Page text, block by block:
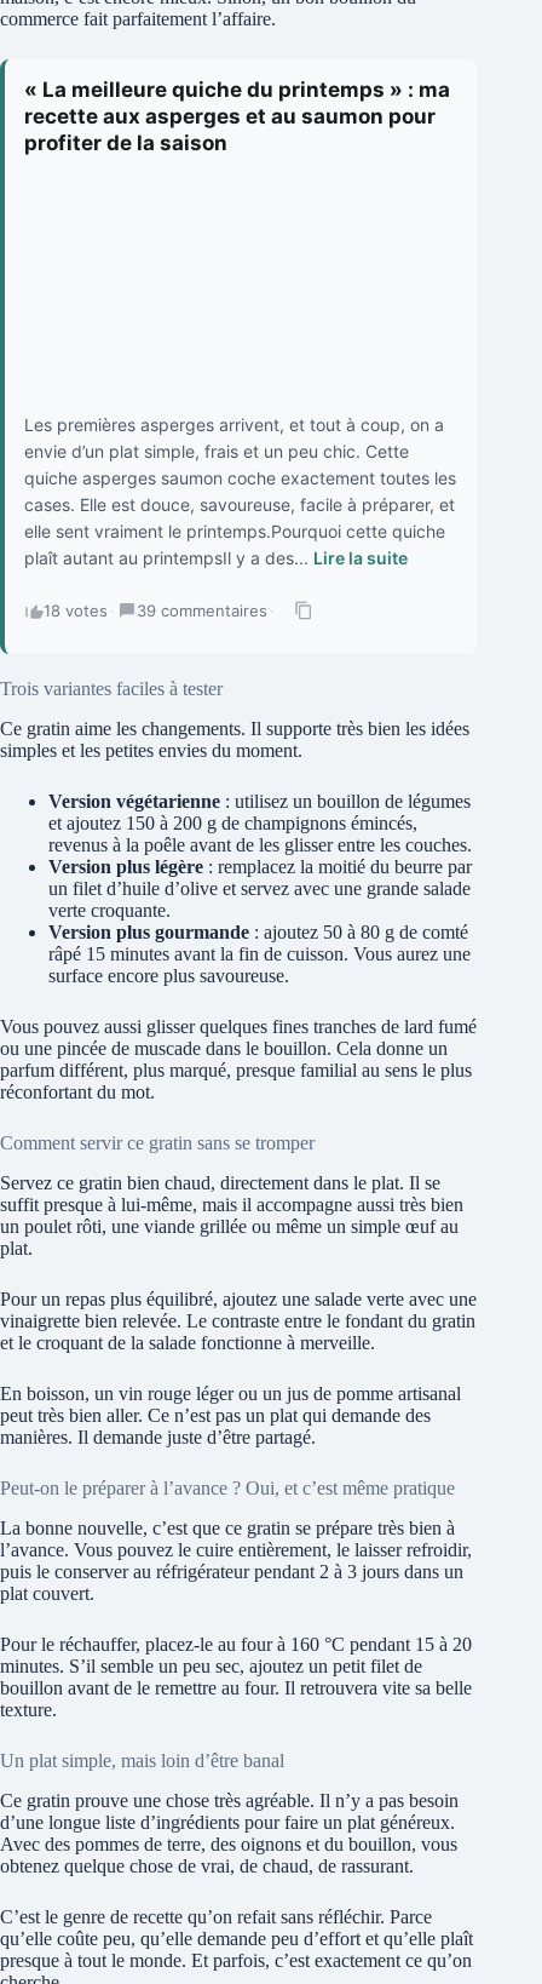
commerce fait parfaitement l’affaire.
« La meilleure quiche du printemps » : ma
recette aux asperges et au saumon pour
profiter de la saison
Les premières asperges arrivent, et tout à coup, on a
envie d’un plat simple, frais et un peu chic. Cette
quiche asperges saumon coche exactement toutes les
cases. Elle est douce, savoureuse, facile à préparer, et
elle sent vraiment le printemps.Pourquoi cette quiche
plaît autant au printempsIl y a des... Lire la suite
18 votes · 39 commentaires ·
Trois variantes faciles à tester
Ce gratin aime les changements. Il supporte très bien les idées
simples et les petites envies du moment.
Version végétarienne : utilisez un bouillon de légumes
et ajoutez 150 à 200 g de champignons émincés,
revenus à la poêle avant de les glisser entre les couches.
Version plus légère : remplacez la moitié du beurre par
un filet d’huile d’olive et servez avec une grande salade
verte croquante.
Version plus gourmande : ajoutez 50 à 80 g de comté
râpé 15 minutes avant la fin de cuisson. Vous aurez une
surface encore plus savoureuse.
Vous pouvez aussi glisser quelques fines tranches de lard fumé
ou une pincée de muscade dans le bouillon. Cela donne un
parfum différent, plus marqué, presque familial au sens le plus
réconfortant du mot.
Comment servir ce gratin sans se tromper
Servez ce gratin bien chaud, directement dans le plat. Il se
suffit presque à lui-même, mais il accompagne aussi très bien
un poulet rôti, une viande grillée ou même un simple œuf au
plat.
Pour un repas plus équilibré, ajoutez une salade verte avec une
vinaigrette bien relevée. Le contraste entre le fondant du gratin
et le croquant de la salade fonctionne à merveille.
En boisson, un vin rouge léger ou un jus de pomme artisanal
peut très bien aller. Ce n’est pas un plat qui demande des
manières. Il demande juste d’être partagé.
Peut-on le préparer à l’avance ? Oui, et c’est même pratique
La bonne nouvelle, c’est que ce gratin se prépare très bien à
l’avance. Vous pouvez le cuire entièrement, le laisser refroidir,
puis le conserver au réfrigérateur pendant 2 à 3 jours dans un
plat couvert.
Pour le réchauffer, placez-le au four à 160 °C pendant 15 à 20
minutes. S’il semble un peu sec, ajoutez un petit filet de
bouillon avant de le remettre au four. Il retrouvera vite sa belle
texture.
Un plat simple, mais loin d’être banal
Ce gratin prouve une chose très agréable. Il n’y a pas besoin
d’une longue liste d’ingrédients pour faire un plat généreux.
Avec des pommes de terre, des oignons et du bouillon, vous
obtenez quelque chose de vrai, de chaud, de rassurant.
C’est le genre de recette qu’on refait sans réfléchir. Parce
qu’elle coûte peu, qu’elle demande peu d’effort et qu’elle plaît
presque à tout le monde. Et parfois, c’est exactement ce qu’on